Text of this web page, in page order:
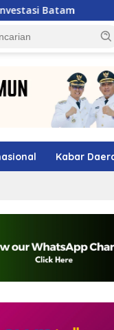
Pulihkan Sumbar
Kabar